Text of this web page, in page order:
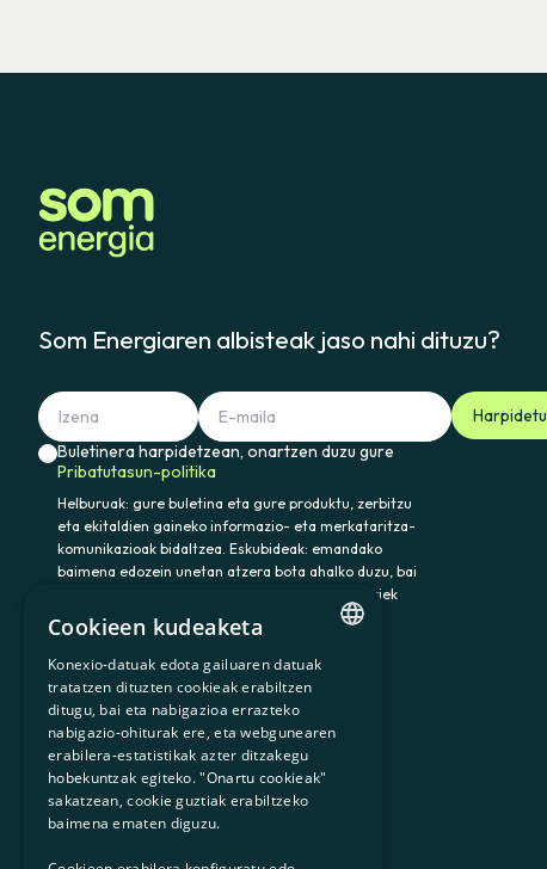
Som Energiaren albisteak jaso nahi dituzu?
Harpidetu
Buletinera harpidetzean, onartzen duzu gure
Pribatutasun-politika
Helburuak: gure buletina eta gure produktu, zerbitzu
eta ekitaldien gaineko informazio- eta merkataritza-
komunikazioak bidaltzea. Eskubideak: emandako
baimena edozein unetan atzera bota ahalko duzu, bai
eta datuak atzitu, zuzendu eta ezabatu ere. Horiek
eta gainerako eskubideak baliatzeko idatzi
somenergia@delegado-datos.com helbidera.
Informazio osagarria: Pribatutasun-politika
900 103 605
CATALAN
SPANISH
GL
BASQUE
Cookieen kudeaketa
Konexio-datuak edota gailuaren datuak
tratatzen dituzten cookieak erabiltzen
ditugu, bai eta nabigazioa errazteko
nabigazio-ohiturak ere, eta webgunearen
erabilera-estatistikak azter ditzakegu
hobekuntzak egiteko. "Onartu cookieak"
sakatzean, cookie guztiak erabiltzeko
baimena ematen diguzu.